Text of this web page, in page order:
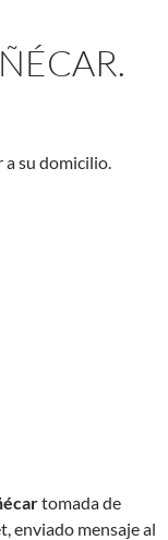
a su domicilio.
tomada de
enviado mensaje al